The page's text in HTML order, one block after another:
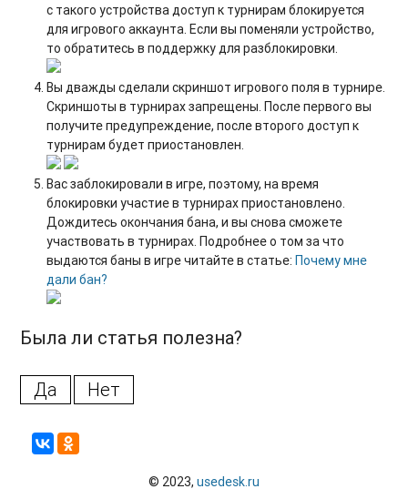
с такого устройства доступ к турнирам блокируется
для игрового аккаунта. Если вы поменяли устройство,
то обратитесь в поддержку для разблокировки.
Вы дважды сделали скриншот игрового поля в турнире.
Скриншоты в турнирах запрещены. После первого вы
получите предупреждение, после второго доступ к
турнирам будет приостановлен.
Вас заблокировали в игре, поэтому, на время
блокировки участие в турнирах приостановлено.
Дождитесь окончания бана, и вы снова сможете
участвовать в турнирах. Подробнее о том за что
выдаются баны в игре читайте в статье:Почему мне
дали бан?
Была ли статья полезна?
Да Нет
© 2023, usedesk.ru